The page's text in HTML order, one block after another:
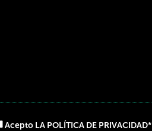
Acepto LA POLÍTICA DE PRIVACIDAD*